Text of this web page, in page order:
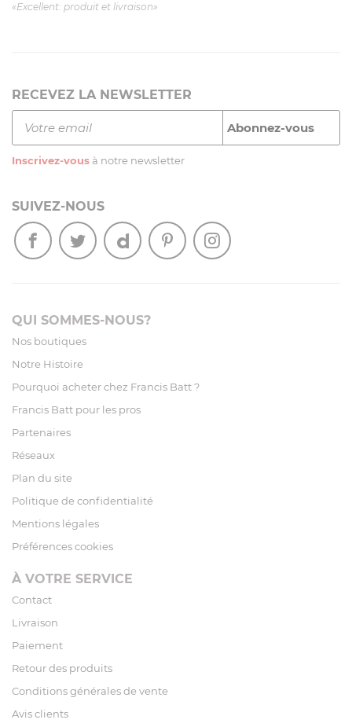
«Excellent: produit et livraison»
RECEVEZ LA NEWSLETTER
Inscrivez-vous à notre newsletter
SUIVEZ-NOUS
QUI SOMMES-NOUS?
Nos boutiques
Notre Histoire
Pourquoi acheter chez Francis Batt ?
Francis Batt pour les pros
Partenaires
Réseaux
Plan du site
Politique de confidentialité
Mentions légales
Préférences cookies
À VOTRE SERVICE
Contact
Livraison
Paiement
Retour des produits
Conditions générales de vente
Avis clients